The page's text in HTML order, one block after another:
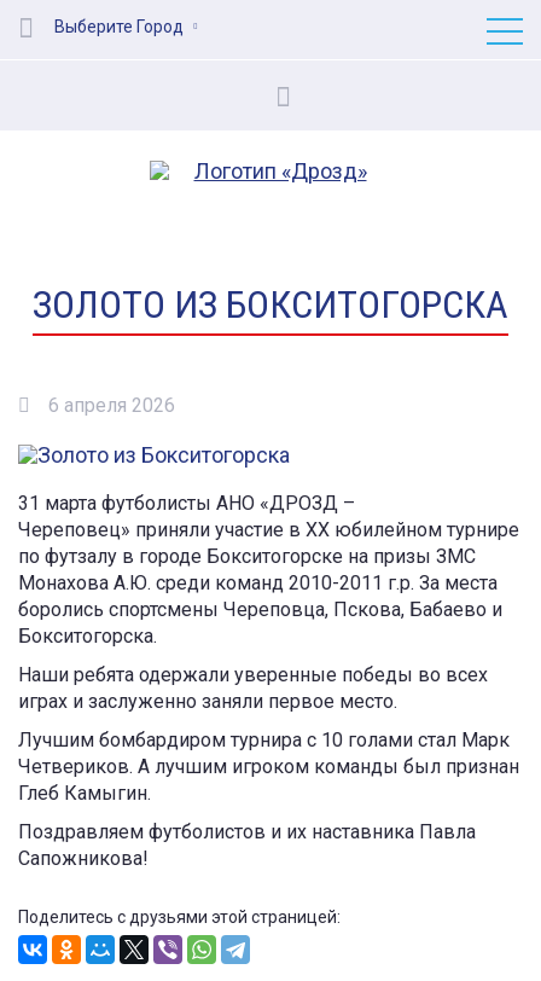
Выберите Город
ЗОЛОТО ИЗ БОКСИТОГОРСКА
6 апреля 2026
31 марта футболисты АНО «ДРОЗД –
Череповец» приняли участие в ХХ юбилейном турнире
по футзалу в городе Бокситогорске на призы ЗМС
Монахова А.Ю. среди команд 2010-2011 г.р. За места
боролись спортсмены Череповца, Пскова, Бабаево и
Бокситогорска.
Наши ребята одержали уверенные победы во всех
играх и заслуженно заняли первое место.
Лучшим бомбардиром турнира с 10 голами стал Марк
Четвериков. А лучшим игроком команды был признан
Глеб Камыгин.
Поздравляем футболистов и их наставника Павла
Сапожникова!
Поделитесь с друзьями этой страницей: